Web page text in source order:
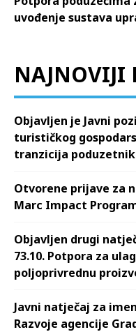
uvođenje sustava
NAJNOVIJI
Objavljen je Javni
turističkog
tranzicija
Otvorene prijave za
Marc Impact
Objavljen drugi
73.10. Potpora za
poljoprivrednu
Javni natječaj za
Razvoje agencije